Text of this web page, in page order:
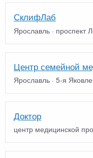
СклифЛаб
Ярославль · проспект
Центр семейной
Ярославль · 5-я
Доктор
центр медицинской